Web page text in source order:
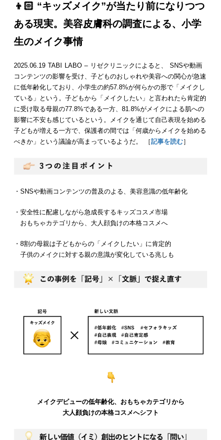
👦🏻 “キッズメイク”が当たり前になりつつ
ある現実。美容皮膚科の調査による、小学
生のメイク事情
2025.06.19 TABI LABO – リゼクリニックによると、 SNSや動画
コンテンツの影響を受け、子どものおしゃれや美容への関心が急速
に低年齢化しており、小学生の約57.8%が何らかの形で「メイクし
ている」という。子どもから「メイクしたい」と言われたら肯定的
に受け取る母親の77.8%である一方、81.8%がメイクによる肌への
影響に不安も感じているという。メイクを通じて自己表現を始める
子どもが増える一方で、保護者の間では「何歳からメイクを始める
べきか」という議論が高まっているようだ。 ［記事を読む］
・SNSや動画コンテンツの普及のよる、美容意識の低年齢化
・安全性に配慮しながら急成長するキッズコスメ市場
おもちゃカテゴリから、大人顔負けの本格コスメへ
・8割の母親は子どもからの「メイクしたい」に肯定的
子供のメイクに対する親の意識が変化している兆しも
メイクデビューの低年齢化、おもちゃカテゴリから
大人顔負けの本格コスメへシフト